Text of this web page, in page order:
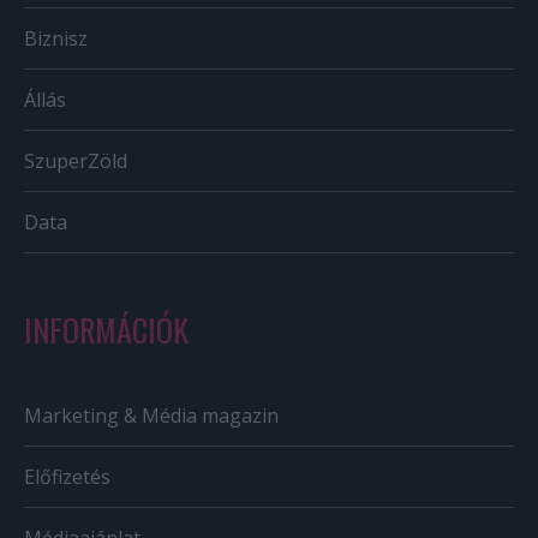
Biznisz
Állás
SzuperZöld
Data
INFORMÁCIÓK
Marketing & Média magazin
Előfizetés